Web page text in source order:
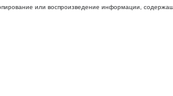
или воспроизведение информации,